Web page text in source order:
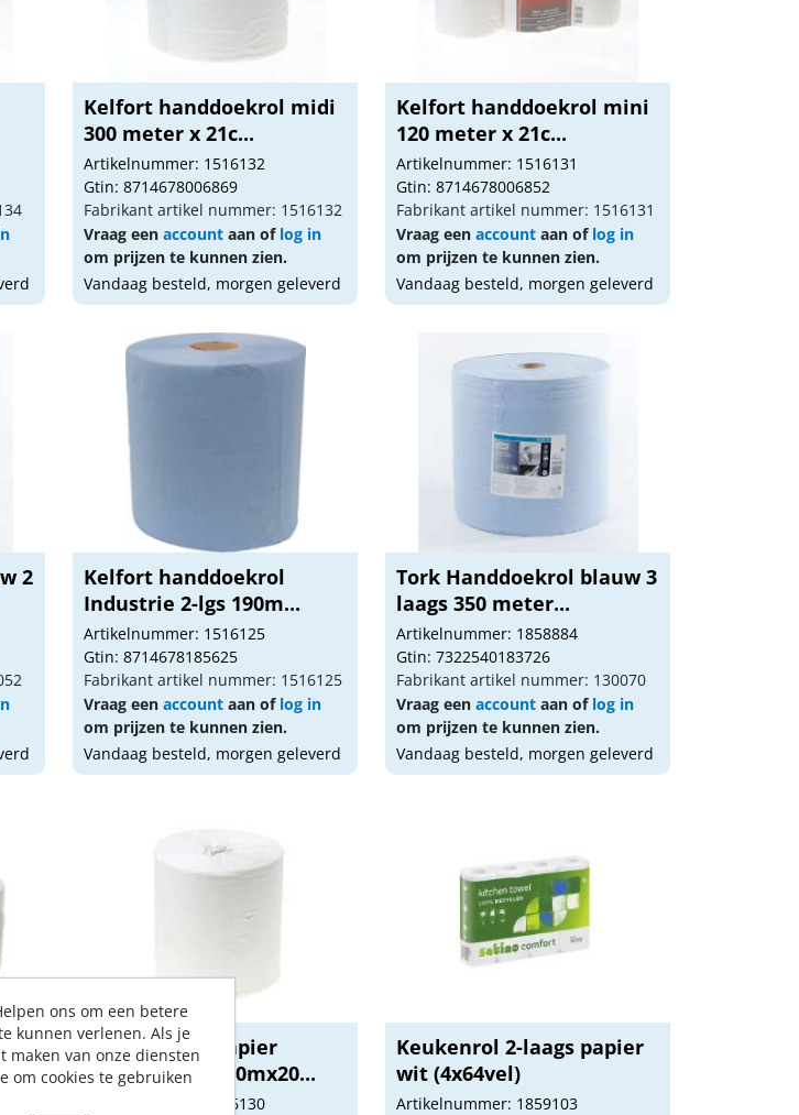
Kelfort handdoekrol midi
300 meter x 21c...
Artikelnummer: 1516132
Gtin: 8714678006869
Fabrikant artikel nummer: 1516132
Vraag eenaccount aan of log in
om prijzen te kunnen zien.
Vandaag besteld, morgen geleverd
Kelfort handdoekrol mini
120 meter x 21c...
Artikelnummer: 1516131
Gtin: 8714678006852
Fabrikant artikel nummer: 1516131
Vraag eenaccount aan of log in
om prijzen te kunnen zien.
Vandaag besteld, morgen geleverd
2
Kelfort handdoekrol
Industrie 2-lgs 190m...
Artikelnummer: 1516125
Gtin: 8714678185625
Fabrikant artikel nummer: 1516125
Vraag eenaccount aan of log in
om prijzen te kunnen zien.
Vandaag besteld, morgen geleverd
Tork Handdoekrol blauw 3
laags 350 meter...
Artikelnummer: 1858884
Gtin: 7322540183726
Fabrikant artikel nummer: 130070
Vraag eenaccount aan of log in
om prijzen te kunnen zien.
Vandaag besteld, morgen geleverd
Kelfort poetspapier
gerecyc.Midi 300mx20...
Artikelnummer: 1516130
Keukenrol 2-laags papier
wit (4x64vel)
Artikelnummer: 1859103
ons om een betere
kunnen verlenen. Als je
maken van onze diensten
om cookies te gebruiken